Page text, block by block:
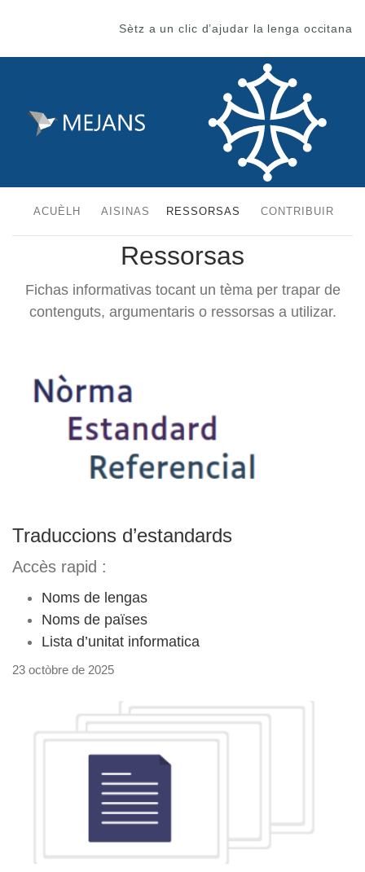
Sètz a un clic d’ajudar la lenga occitana
ACUÈLH AISINAS RESSORSAS CONTRIBUIR
Ressorsas
Fichas informativas tocant un tèma per trapar de
contenguts, argumentaris o ressorsas a utilizar.
Traduccions d’estandards
Accès rapid :
Noms de lengas
Noms de païses
Lista d’unitat informatica
23 octòbre de 2025